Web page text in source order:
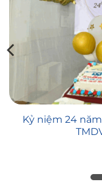
Kỷ niệm 24